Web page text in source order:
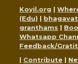
content
Koyil.org |
(Edu) |
granthams |
Whatsapp
Feedback/
| Contribute |